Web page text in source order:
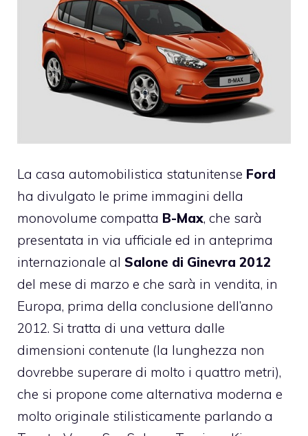
La casa automobilistica statunitense Ford
ha divulgato le prime immagini della
monovolume compatta B-Max, che sarà
presentata in via ufficiale ed in anteprima
internazionale al Salone di Ginevra 2012
del mese di marzo e che sarà in vendita, in
Europa, prima della conclusione dell’anno
2012. Si tratta di una vettura dalle
dimensioni contenute (la lunghezza non
dovrebbe superare di molto i quattro metri),
che si propone come alternativa moderna e
molto originale stilisticamente parlando a